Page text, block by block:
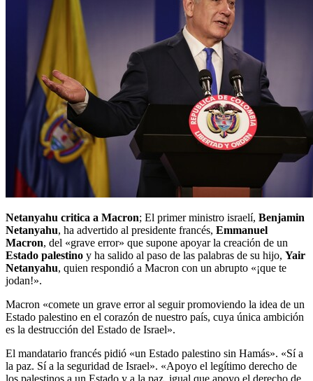
Netanyahu critica a Macron; El primer ministro israelí, Benjamin
Netanyahu, ha advertido al presidente francés, Emmanuel
Macron, del «grave error» que supone apoyar la creación de un
Estado palestino y ha salido al paso de las palabras de su hijo, Yair
Netanyahu, quien respondió a Macron con un abrupto «¡que te
jodan!».
Macron «comete un grave error al seguir promoviendo la idea de un
Estado palestino en el corazón de nuestro país, cuya única ambición
es la destrucción del Estado de Israel».
El mandatario francés pidió «un Estado palestino sin Hamás». «Sí a
la paz. Sí a la seguridad de Israel». «Apoyo el legítimo derecho de
los palestinos a un Estado y a la paz, igual que apoyo el derecho de